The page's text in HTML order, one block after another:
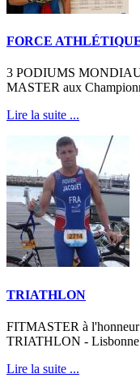
FORCE
3 PODIUMS
MASTER aux
Lire la suite ...
TRIATHLON
FITMASTER à
TRIATHLON - Lisbonne
Lire la suite ...